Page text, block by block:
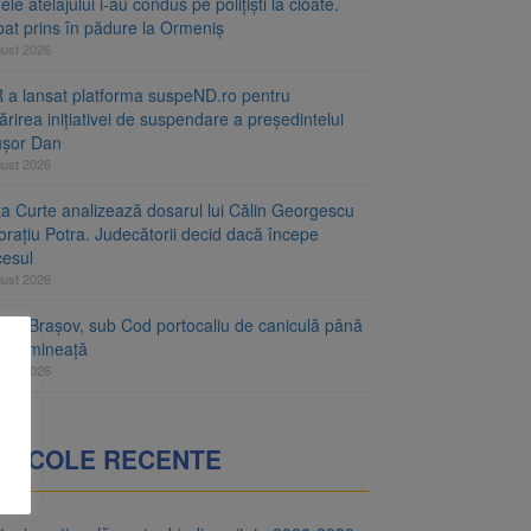
prins în pădure la Ormeniș
2026
a lansat platforma suspeND.ro pentru
inițiativei de suspendare a președintelui
Dan
2026
Curte analizează dosarul lui Călin Georgescu
Potra. Judecătorii decid dacă începe
2026
Brașov, sub Cod portocaliu de caniculă până
dimineață
2026
RECENTE